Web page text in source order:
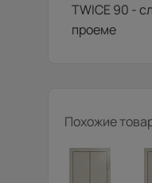
TWICE 90 -
проеме
Похожие